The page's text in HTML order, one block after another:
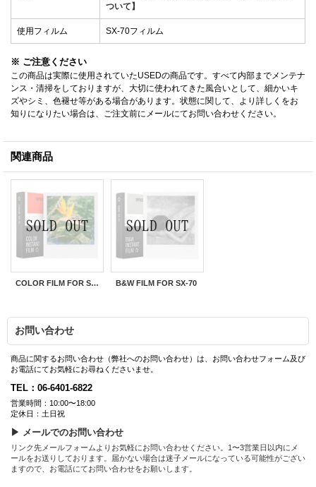
ついて】
使用フィルム SX-70フィルム
※ ご注意ください
この商品は実際に使用されていたUSEDの商品です。すべて内部までメンテナ
ンス・清掃をしておりますが、大切に使われてきた風合いとして、細かいキ
ズやシミ、色褪せ等がある場合があります。状態に関して、より詳しくをお
知りになりたい場合は、ご注文前にメールにてお問い合わせください。
関連商品
COLOR FILM FOR SX-70 B&W FILM FOR SX-70
お問い合わせ
商品に関するお問い合わせ（弊社へのお問い合わせ）は、お問い合わせフォーム及び
お電話にてお気軽にお尋ねくださいませ。
TEL：06-6401-6822
営業時間：10:00〜18:00
定休日：土日祝
▶ メールでのお問い合わせ
リンク先メールフォームよりお気軽にお問い合わせください。1〜3営業日以内にメ
ールをお送りしております。届かない場合は迷子メールになっている可能性がござい
ますので、お電話にてお問い合わせをお願いします。